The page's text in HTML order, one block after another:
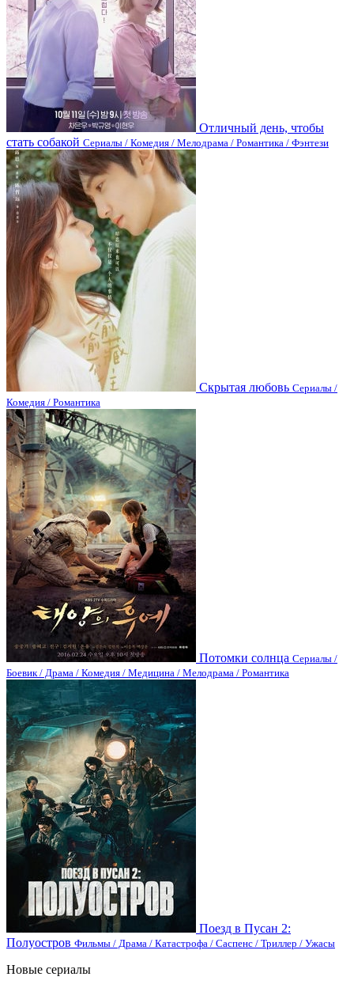
Отличный день, чтобы
стать собакой Сериалы / Комедия / Мелодрама / Романтика / Фэнтези
Скрытая любовь Сериалы /
Комедия / Романтика
Потомки солнца Сериалы /
Боевик / Драма / Комедия / Медицина / Мелодрама / Романтика
Поезд в Пусан 2:
Полуостров Фильмы / Драма / Катастрофа / Саспенс / Триллер / Ужасы
Новые сериалы